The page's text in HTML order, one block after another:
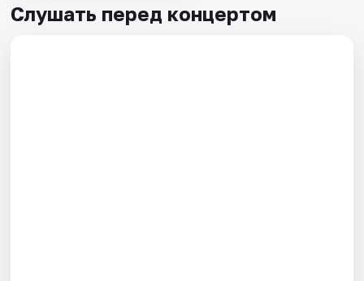
Слушать перед концертом